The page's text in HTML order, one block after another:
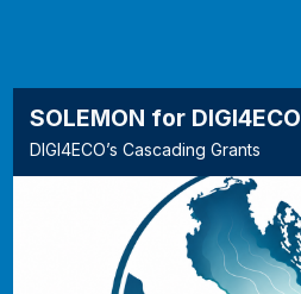
SOLEMON for DIGI4ECO
DIGI4ECO’s Cascading Grants